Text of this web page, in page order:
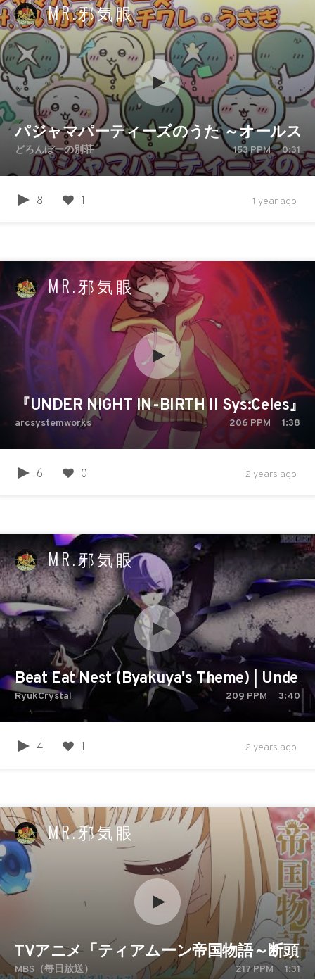
MR.邪気眼
パジャマパーティーズのうた ～オールス
どろんぼーの別荘 153PPM 0:31
8 1 1 year ago
MR.邪気眼
『UNDER NIGHT IN-BIRTH II Sys:Celes
arcsystemworks 206 PPM 1:38
6 0 2 years ago
MR.邪気眼
Beat Eat Nest (Byakuya's Theme) | Under
RyukCrystal 209 PPM 3:40
4 1 2 years ago
MR.邪気眼
TVアニメ「ティアムーン帝国物語～断頭
MBS（毎日放送） 217PPM 1:31